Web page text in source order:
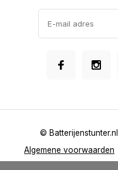
Algemene voorwaarden
© Batterijenstunter.nl